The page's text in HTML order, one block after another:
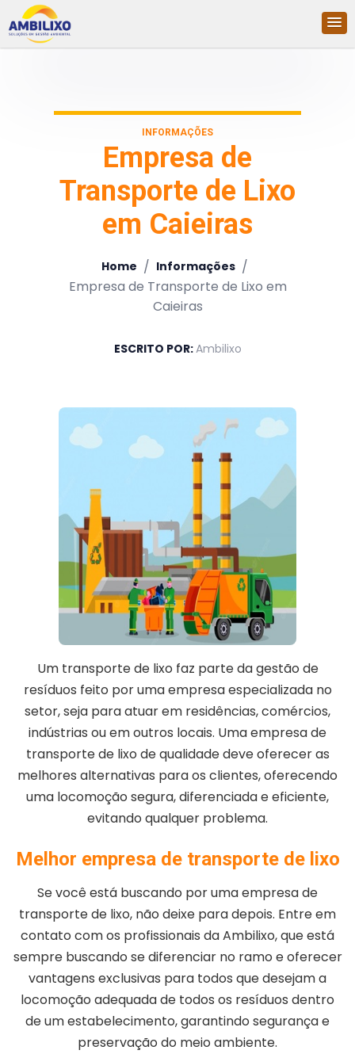
INFORMAÇÕES
Empresa de
Transporte de Lixo
em Caieiras
Home / Informações /
Empresa de Transporte de Lixo em
Caieiras
ESCRITO POR:Ambilixo
Um transporte de lixo faz parte da gestão de
resíduos feito por uma empresa especializada no
setor, seja para atuar em residências, comércios,
indústrias ou em outros locais. Uma empresa de
transporte de lixo de qualidade deve oferecer as
melhores alternativas para os clientes, oferecendo
uma locomoção segura, diferenciada e eficiente,
evitando qualquer problema.
Melhor empresa de transporte de lixo
Se você está buscando por uma empresa de
transporte de lixo, não deixe para depois. Entre em
contato com os profissionais da Ambilixo, que está
sempre buscando se diferenciar no ramo e oferecer
vantagens exclusivas para todos que desejam a
locomoção adequada de todos os resíduos dentro
de um estabelecimento, garantindo segurança e
preservação do meio ambiente.